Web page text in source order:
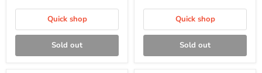
Quick shop
Sold out
Quick shop
Sold out